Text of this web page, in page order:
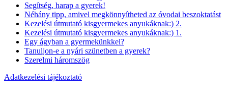
Segítség, harap a gyerek!
Néhány tipp, amivel megkönnyítheted az óvodai beszoktatást
Kezelési útmutató kisgyermekes anyukáknak:) 2.
Kezelési útmutató kisgyermekes anyukáknak:) 1.
Egy ágyban a gyermekünkkel?
Tanuljon-e a nyári szünetben a gyerek?
Szerelmi háromszög
Adatkezelési tájékoztató